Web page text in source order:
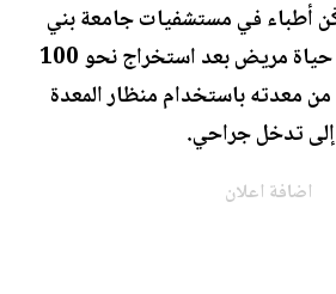
أطباء في مستشفيات جامعة بني
سويف بمصر من إنقاذ حياة مريض بعد استخراج نحو 100
معدته باستخدام منظار المعدة
إلى تدخل جراحي.
اضافة اعلان